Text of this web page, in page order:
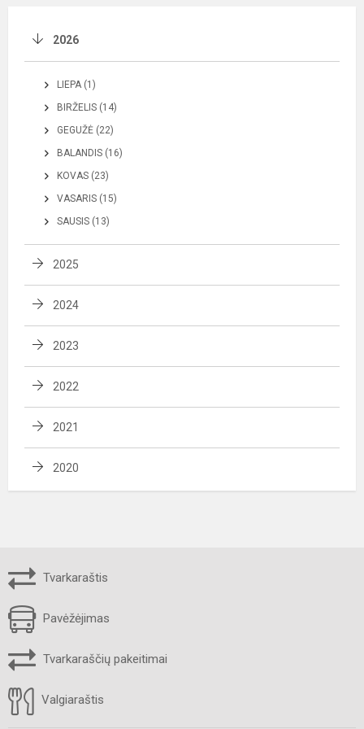
2026
LIEPA (1)
BIRŽELIS (14)
GEGUŽĖ (22)
BALANDIS (16)
KOVAS (23)
VASARIS (15)
SAUSIS (13)
2025
2024
2023
2022
2021
2020
Tvarkaraštis
Pavėžėjimas
Tvarkaraščių pakeitimai
Valgiaraštis